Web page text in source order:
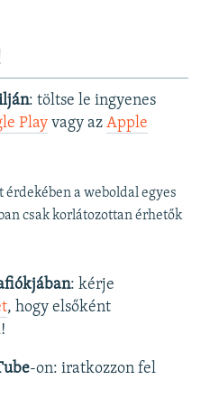
: töltse le ingyenes
Playvagy az Apple
a weboldal egyes
csak korlátozottan érhetők
: kérje
, hogy elsőként
-on: iratkozzon fel